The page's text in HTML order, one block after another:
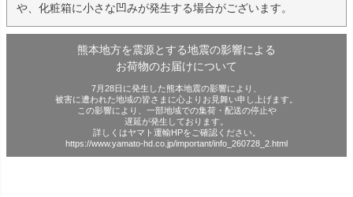
や、化粧箱に小さな凹みが発生する場合がございます。
熊本地方を震源とする地震の影響による
お荷物のお届けについて
7月28日に発生した熊本地震の影響により、
被害に遭われた地域の皆さまに心よりお見舞い申し上げます。
この影響により、一部地域での集荷・配送の停止や
遅延が発生しております。
詳しくはヤマト運輸HPをご確認ください。
https://www.yamato-hd.co.jp/important/info_260728_2.html